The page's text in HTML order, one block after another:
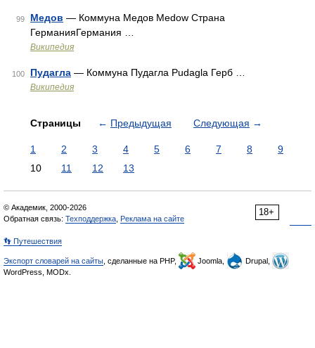
99 Медов — Коммуна Медов Medow Страна
ГерманияГермания …
Википедия
100 Пудагла — Коммуна Пудагла Pudagla Герб …
Википедия
Страницы ← Предыдущая Следующая →
1 2 3 4 5 6 7 8
9
10
11 12 13
18+
© Академик, 2000-2026
Обратная связь: Техподдержка Реклама на сайте
👣 Путешествия
Экспорт словарей на сайты , сделанные на PHP, Joomla,
Drupal,
WordPress, MODx.